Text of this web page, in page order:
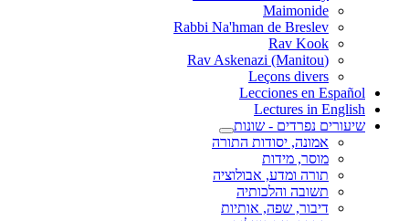
Maimonide
Rabbi Na'hman de Breslev
Rav Kook
(Rav Askenazi (Manitou
Leçons divers
Lecciones en Español
Lectures in English
שיעורים נפרדים - שונות
אמונה, יסודות התורה
מוסר, מידות
תורה ומדע, אבולוציה
תשובה והלכותיה
דיבור, שפה, אותיות